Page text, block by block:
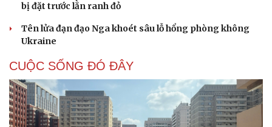
bị đặt trước lằn ranh đỏ
Tên lửa đạn đạo Nga khoét sâu lỗ hổng phòng không
Ukraine
CUỘC SỐNG ĐÓ ĐÂY